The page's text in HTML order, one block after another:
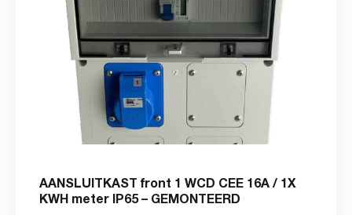
AANSLUITKAST front 1 WCD CEE 16A / 1X
KWH meter IP65 – GEMONTEERD